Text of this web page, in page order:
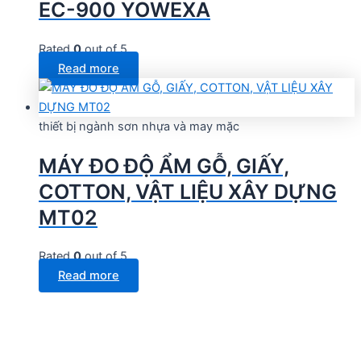
EC-900 YOWEXA
Rated0out of 5
Read more
thiết bị ngành sơn nhựa và may mặc
MÁY ĐO ĐỘ ẨM GỖ, GIẤY,
COTTON, VẬT LIỆU XÂY DỰNG
MT02
Rated0out of 5
Read more